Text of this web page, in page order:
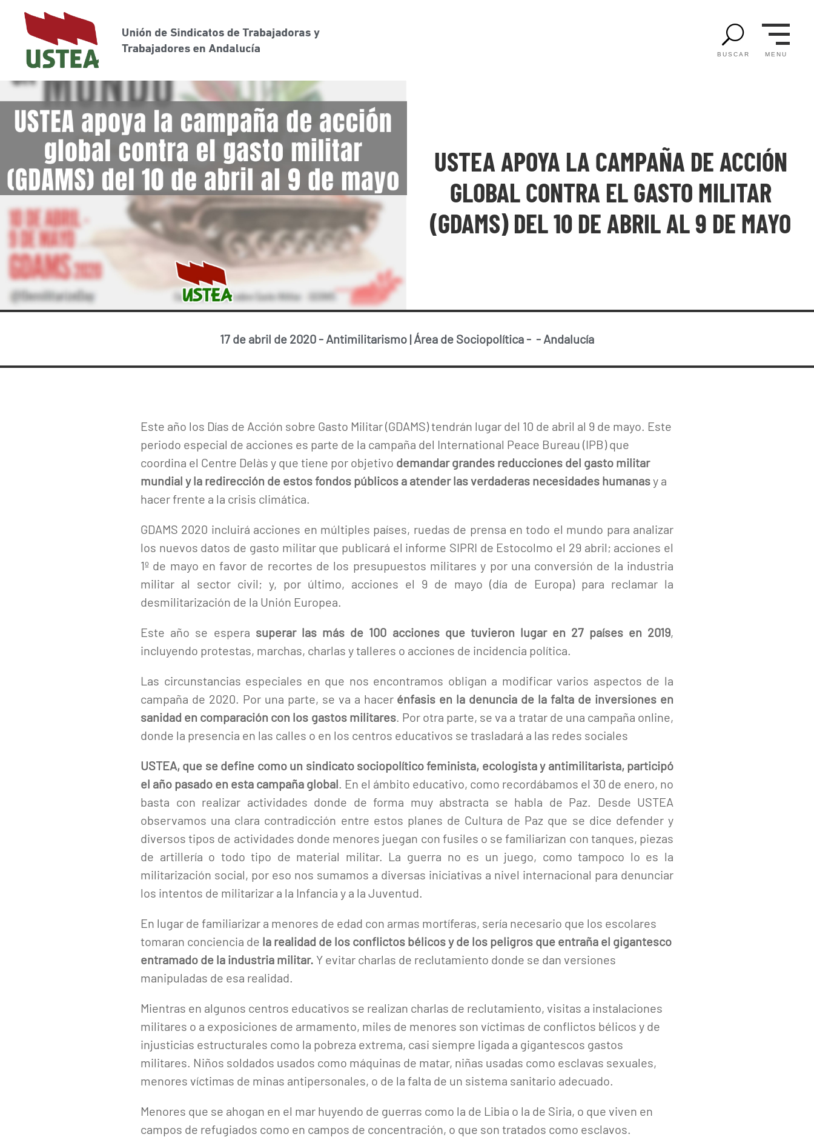
U
BUSCAR MENU
USTEA APOYA LA CAMPAÑA DE ACCIÓN
GLOBAL CONTRA EL GASTO MILITAR
(GDAMS) DEL 10 DE ABRIL AL 9 DE MAYO
17 de abril de 2020- Antimilitarismo |Área de Sociopolítica- - Andalucía
Este año los Días de Acción sobre Gasto Militar (GDAMS) tendrán lugar del 10 de abril al 9 de mayo. Este
periodo especial de acciones es parte de la campaña del International Peace Bureau (IPB) que
coordina el Centre Delàs y que tiene por objetivo demandar grandes reducciones del gasto militar
mundial y la redirección de estos fondos públicos a atender las verdaderas necesidades humanasy a
hacer frente a la crisis climática.
GDAMS 2020 incluirá acciones en múltiples países, ruedas de prensa en todo el mundo para analizar
los nuevos datos de gasto militar que publicará el informe SIPRI de Estocolmo el 29 abril; acciones el
1º de mayo en favor de recortes de los presupuestos militares y por una conversión de la industria
militar al sector civil; y, por último, acciones el 9 de mayo (día de Europa) para reclamar la
desmilitarización de la Unión Europea.
Este año se espera superar las más de 100 acciones que tuvieron lugar en 27 países en 2019,
incluyendo protestas, marchas, charlas y talleres o acciones de incidencia política.
Las circunstancias especiales en que nos encontramos obligan a modificar varios aspectos de la
campaña de 2020. Por una parte, se va a hacer énfasis en la denuncia de la falta de inversiones en
sanidad en comparación con los gastos militares. Por otra parte, se va a tratar de una campaña online,
donde la presencia en las calles o en los centros educativos se trasladará a las redes sociales
USTEA, que se define como un sindicato sociopolítico feminista, ecologista y antimilitarista, participó
el año pasado en esta campaña global . En el ámbito educativo, como recordábamos el 30 de enero, no
basta con realizar actividades donde de forma muy abstracta se habla de Paz. Desde USTEA
observamos una clara contradicción entre estos planes de Cultura de Paz que se dice defender y
diversos tipos de actividades donde menores juegan con fusiles o se familiarizan con tanques, piezas
de artillería o todo tipo de material militar. La guerra no es un juego, como tampoco lo es la
militarización social, por eso nos sumamos a diversas iniciativas a nivel internacional para denunciar
los intentos de militarizar a la Infancia y a la Juventud.
En lugar de familiarizar a menores de edad con armas mortíferas, sería necesario que los escolares
tomaran conciencia de la realidad de los conflictos bélicos y de los peligros que entraña el gigantesco
entramado de la industria militar. Y evitar charlas de reclutamiento donde se dan versiones
manipuladas de esa realidad.
Mientras en algunos centros educativos se realizan charlas de reclutamiento, visitas a instalaciones
militares o a exposiciones de armamento, miles de menores son víctimas de conflictos bélicos y de
injusticias estructurales como la pobreza extrema, casi siempre ligada a gigantescos gastos
militares. Niños soldados usados como máquinas de matar, niñas usadas como esclavas sexuales,
menores víctimas de minas antipersonales, o de la falta de un sistema sanitario adecuado.
Menores que se ahogan en el mar huyendo de guerras como la de Libia o la de Siria, o que viven en
campos de refugiados como en campos de concentración, o que son tratados como esclavos.